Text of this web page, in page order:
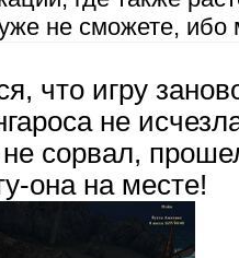
не сможете, ибо
что игру
не
сорвал,
она на месте!